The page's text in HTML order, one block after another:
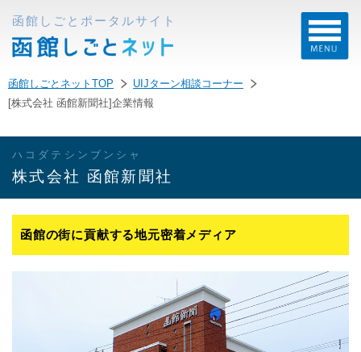
函館しごとポータルサイト
函館しごとネットTOP
UIJターン相談コーナー
[株式会社 函館新聞社]企業情報
ハコダテシンブンシャ
株式会社 函館新聞社
函館の街に貢献する地元密着メディア